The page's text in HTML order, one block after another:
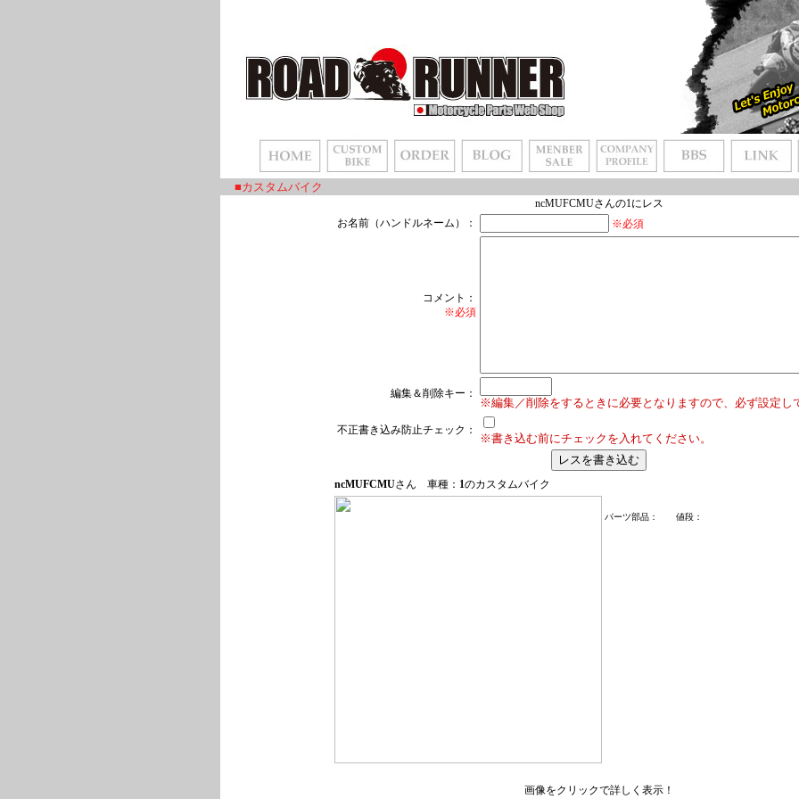
■カスタムバイク
ncMUFCMUさんの1にレス
お名前（ハンドルネーム）：
※必須
コメント：
※必須
編集＆削除キー：
※編集／削除をするときに必要となりますので、必ず設定し
不正書き込み防止チェック：
※書き込む前にチェックを入れてください。
ncMUFCMUさん 車種： 1のカスタムバイク
パーツ部品： 値段：
画像をクリックで詳しく表示！